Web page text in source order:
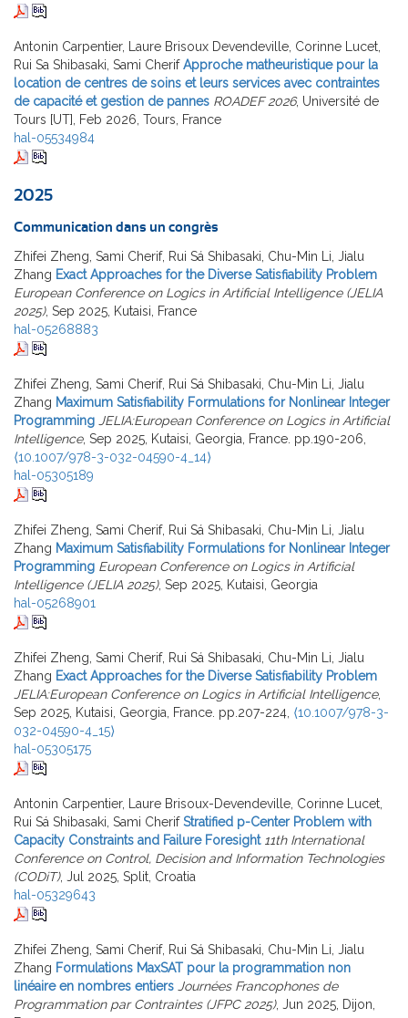
Antonin Carpentier, Laure Brisoux Devendeville, Corinne Lucet,
Rui Sa Shibasaki, Sami Cherif Approche matheuristique pour la
location de centres de soins et leurs services avec contraintes
de capacité et gestion de pannes ROADEF 2026, Université de
Tours [UT], Feb 2026, Tours, France
hal-05534984
2025
Communication dans un congrès
Zhifei Zheng, Sami Cherif, Rui Sá Shibasaki, Chu-Min Li, Jialu
Zhang Exact Approaches for the Diverse Satisfiability Problem
European Conference on Logics in Artificial Intelligence (JELIA
2025), Sep 2025, Kutaisi, France
hal-05268883
Zhifei Zheng, Sami Cherif, Rui Sá Shibasaki, Chu-Min Li, Jialu
Zhang Maximum Satisfiability Formulations for Nonlinear Integer
Programming JELIA:European Conference on Logics in Artificial
Intelligence, Sep 2025, Kutaisi, Georgia, France. pp.190-206,
⟨10.1007/978-3-032-04590-4_14⟩
hal-05305189
Zhifei Zheng, Sami Cherif, Rui Sá Shibasaki, Chu-Min Li, Jialu
Zhang Maximum Satisfiability Formulations for Nonlinear Integer
Programming European Conference on Logics in Artificial
Intelligence (JELIA 2025), Sep 2025, Kutaisi, Georgia
hal-05268901
Zhifei Zheng, Sami Cherif, Rui Sá Shibasaki, Chu-Min Li, Jialu
Zhang Exact Approaches for the Diverse Satisfiability Problem
JELIA:European Conference on Logics in Artificial Intelligence,
Sep 2025, Kutaisi, Georgia, France. pp.207-224, ⟨10.1007/978-3-
032-04590-4_15⟩
hal-05305175
Antonin Carpentier, Laure Brisoux-Devendeville, Corinne Lucet,
Rui Sá Shibasaki, Sami Cherif Stratified p-Center Problem with
Capacity Constraints and Failure Foresight 11th International
Conference on Control, Decision and Information Technologies
(CODiT), Jul 2025, Split, Croatia
hal-05329643
Zhifei Zheng, Sami Cherif, Rui Sá Shibasaki, Chu-Min Li, Jialu
Zhang Formulations MaxSAT pour la programmation non
linéaire en nombres entiers Journées Francophones de
Programmation par Contraintes (JFPC 2025), Jun 2025, Dijon,